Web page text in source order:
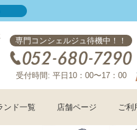
専門コンシェルジュ待機中！！
受付時間: 平日10：00〜17：00
ンド一覧 店舗ページ ご利